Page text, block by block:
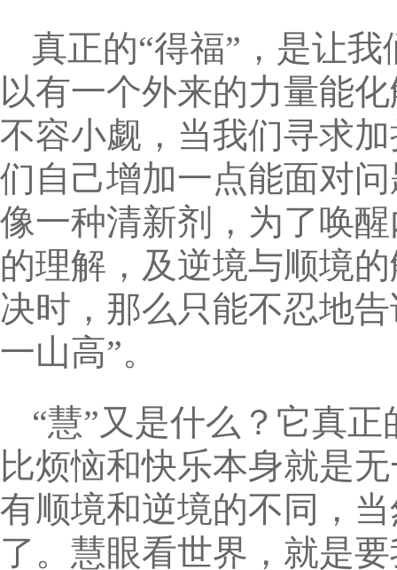
真正的“得福”，是让
以有一个外来的力量能
不容小觑，当我们寻求
们自己增加一点能面对
像一种清新剂，为了唤
的理解，及逆境与顺境
决时，那么只能不忍地
一山高”。
“慧”又是什么？它真
比烦恼和快乐本身就是
有顺境和逆境的不同，
了。慧眼看世界，就是